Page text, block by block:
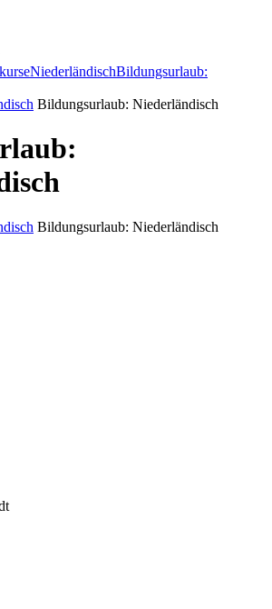
NiederländischBildungsurlaub:
Bildungsurlaub: Niederländisch
Bildungsurlaub: Niederländisch